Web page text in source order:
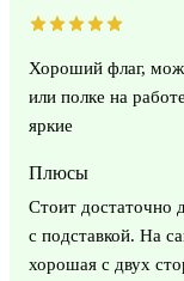
Хороший флаг,
или полке на
яркие
Плюсы
Стоит достаточно
с подставкой. На
хорошая с двух